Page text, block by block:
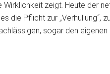
Wirklichkeit zeigt. Heute der
Pflicht zur „Verhüllung“,
sogar den eigenen